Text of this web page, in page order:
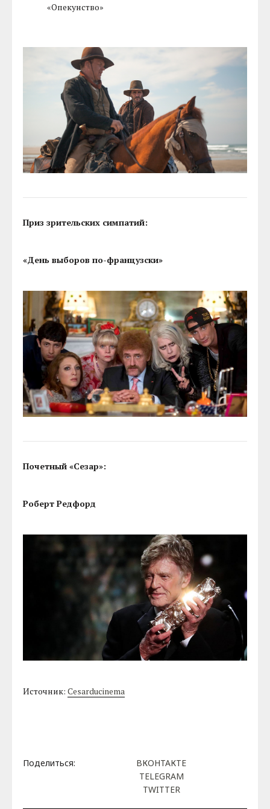
«Опекунство»
Приз зрительских симпатий:
«День выборов по-французски»
Почетный «Сезар»:
Роберт Редфорд
Источник:Cesarducinema
Поделиться:
ВКОНТАКТЕ
TELEGRAM
TWITTER